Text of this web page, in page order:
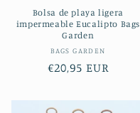
Bolsa de playa ligera
impermeable Eucalipto Bags
Garden
Proveedor:
BAGS GARDEN
Precio
€20,95 EUR